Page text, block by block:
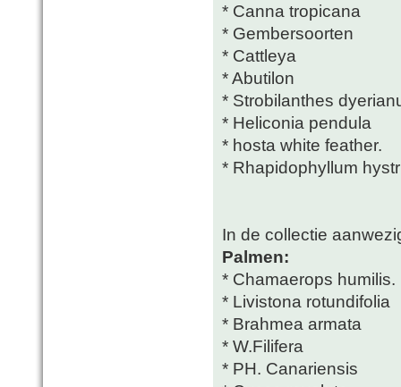
* Canna tropicana
* Gembersoorten
* Cattleya
* Abutilon
* Strobilanthes
* Heliconia pendula
* hosta white feather.
* Rhapidophyllum
In de collectie
Palmen:
* Chamaerops humilis.
* Livistona rotundifolia
* Brahmea armata
* W.Filifera
* PH. Canariensis